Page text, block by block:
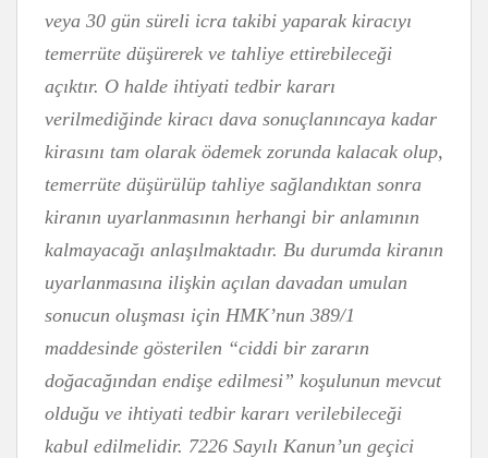
veya 30 gün süreli icra takibi yaparak kiracıyı
temerrüte düşürerek ve tahliye ettirebileceği
açıktır. O halde ihtiyati tedbir kararı
verilmediğinde kiracı dava sonuçlanıncaya kadar
kirasını tam olarak ödemek zorunda kalacak olup,
temerrüte düşürülüp tahliye sağlandıktan sonra
kiranın uyarlanmasının herhangi bir anlamının
kalmayacağı anlaşılmaktadır. Bu durumda kiranın
uyarlanmasına ilişkin açılan davadan umulan
sonucun oluşması için HMK’nun 389/1
maddesinde gösterilen “ciddi bir zararın
doğacağından endişe edilmesi” koşulunun mevcut
olduğu ve ihtiyati tedbir kararı verilebileceği
kabul edilmelidir. 7226 Sayılı Kanun’un geçici